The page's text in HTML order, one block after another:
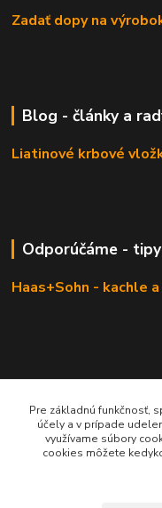
Zadať dopy na
Blog - články a
Liatinové krbové
Odporúčáme -
Haas+Sohn - kachle
Pre základnú funkčnosť,
účely a v prípade
využívame súbory
cookies môžete